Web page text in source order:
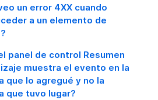
un error 4XX cuando
a un elemento de
panel de control Resumen
muestra el evento en la
que lo agregué y no la
que tuvo lugar?